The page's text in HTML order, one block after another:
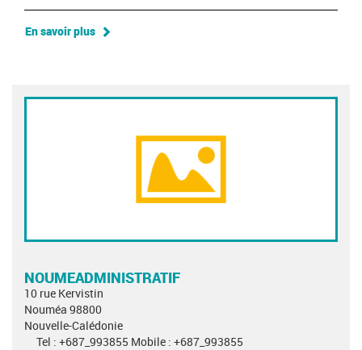
En savoir plus
NOUMEADMINISTRATIF
10 rue Kervistin
Nouméa 98800
Nouvelle-Calédonie
Tel : +687_993855 Mobile : +687_993855